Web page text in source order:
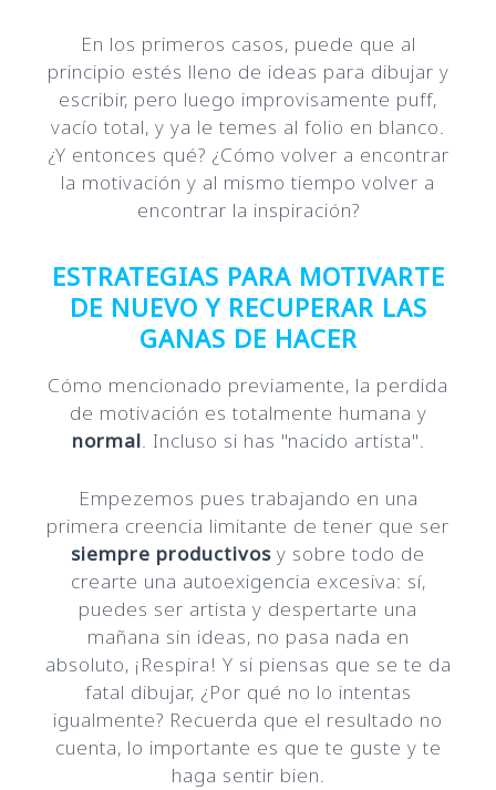
En los primeros casos, puede que al
principio estés lleno de ideas para dibujar y
escribir, pero luego improvisamente puff,
vacío total, y ya le temes al folio en blanco.
¿Y entonces qué? ¿Cómo volver a encontrar
la motivación y al mismo tiempo volver a
encontrar la inspiración?
ESTRATEGIAS PARA MOTIVARTE
DE NUEVO Y RECUPERAR LAS
GANAS DE HACER
Cómo mencionado previamente, la perdida
de motivación es totalmente humana y
normal. Incluso si has "nacido artista".
Empezemos pues trabajando en una
primera creencia limitante de tener que ser
siempre productivos y sobre todo de
crearte una autoexigencia excesiva: sí,
puedes ser artista y despertarte una
mañana sin ideas, no pasa nada en
absoluto, ¡Respira! Y si piensas que se te da
fatal dibujar, ¿Por qué no lo intentas
igualmente? Recuerda que el resultado no
cuenta, lo importante es que te guste y te
haga sentir bien.